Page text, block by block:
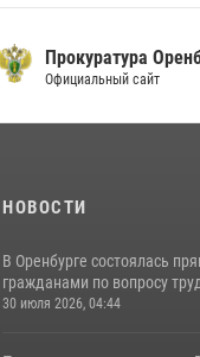
Прокуратура
Официальный сайт
НОВОСТИ
В Оренбурге состоялась
гражданами по вопросу
30 июля 2026, 04:44